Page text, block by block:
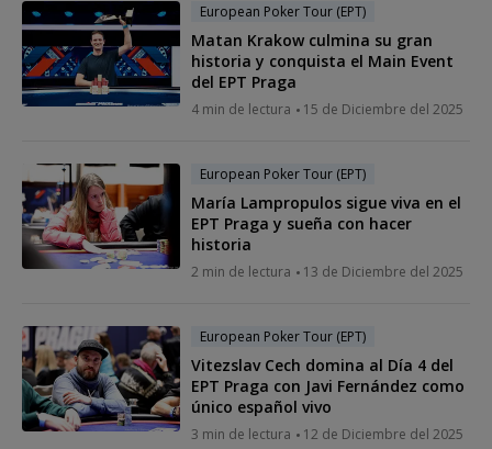
European Poker Tour (EPT)
Matan Krakow culmina su gran
historia y conquista el Main Event
del EPT Praga
4 min de lectura 15 de Diciembre del 2025
European Poker Tour (EPT)
María Lampropulos sigue viva en el
EPT Praga y sueña con hacer
historia
2 min de lectura 13 de Diciembre del 2025
European Poker Tour (EPT)
Vitezslav Cech domina al Día 4 del
EPT Praga con Javi Fernández como
único español vivo
3 min de lectura 12 de Diciembre del 2025